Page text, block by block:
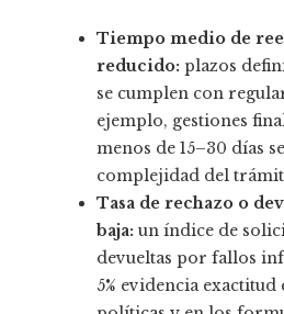
Tiempo medio de
reducido: plazos
se cumplen con
ejemplo, gestiones
menos de 15–30 días
complejidad del
Tasa de rechazo o
baja: un índice de
devueltas por fallos
5% evidencia exactitud